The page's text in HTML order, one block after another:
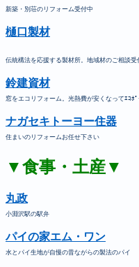
新築・別荘のリフォーム受付中
樋口製材
伝統構法を応援する製材所。地域材のご相談受
鈴建資材
窓をエコリフォーム。光熱費が安くなってｴｺﾎ
ナガセキトーヨー住器
住まいのリフォームお任せ下さい
▼食事・土産▼
丸政
小淵沢駅の駅弁
パイの家エム・ワン
水とパイ生地が自慢の昔ながらの製法のパイ